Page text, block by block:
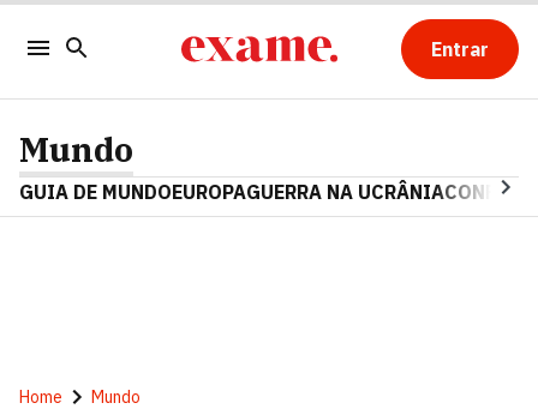
Entrar
Mundo
GUIA DE MUNDOEUROPAGUERRA NA UCRÂNIA
Home Mundo